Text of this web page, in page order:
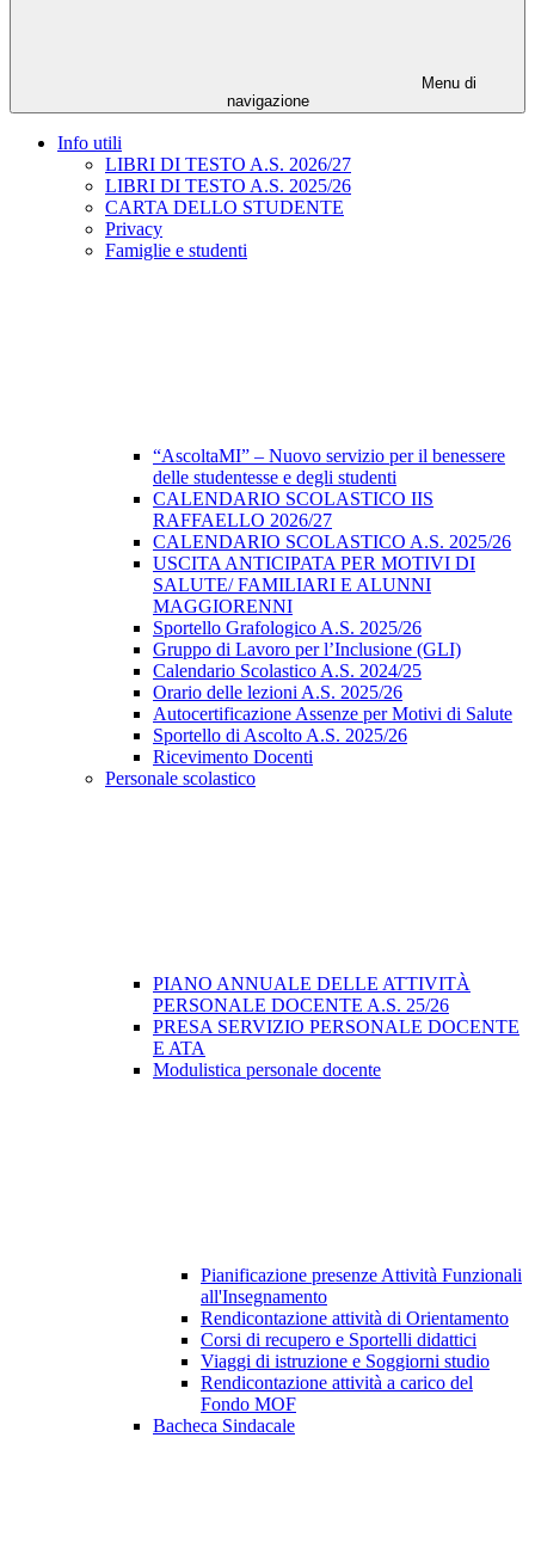
Menu di
navigazione
Info utili
LIBRI DI TESTO A.S. 2026/27
LIBRI DI TESTO A.S. 2025/26
CARTA DELLO STUDENTE
Privacy
Famiglie e studenti
“AscoltaMI” – Nuovo servizio per il benessere
delle studentesse e degli studenti
CALENDARIO SCOLASTICO IIS
RAFFAELLO 2026/27
CALENDARIO SCOLASTICO A.S. 2025/26
USCITA ANTICIPATA PER MOTIVI DI
SALUTE/ FAMILIARI E ALUNNI
MAGGIORENNI
Sportello Grafologico A.S. 2025/26
Gruppo di Lavoro per l’Inclusione (GLI)
Calendario Scolastico A.S. 2024/25
Orario delle lezioni A.S. 2025/26
Autocertificazione Assenze per Motivi di Salute
Sportello di Ascolto A.S. 2025/26
Ricevimento Docenti
Personale scolastico
PIANO ANNUALE DELLE ATTIVITÀ
PERSONALE DOCENTE A.S. 25/26
PRESA SERVIZIO PERSONALE DOCENTE
E ATA
Modulistica personale docente
Pianificazione presenze Attività Funzionali
all'Insegnamento
Rendicontazione attività di Orientamento
Corsi di recupero e Sportelli didattici
Viaggi di istruzione e Soggiorni studio
Rendicontazione attività a carico del
Fondo MOF
Bacheca Sindacale